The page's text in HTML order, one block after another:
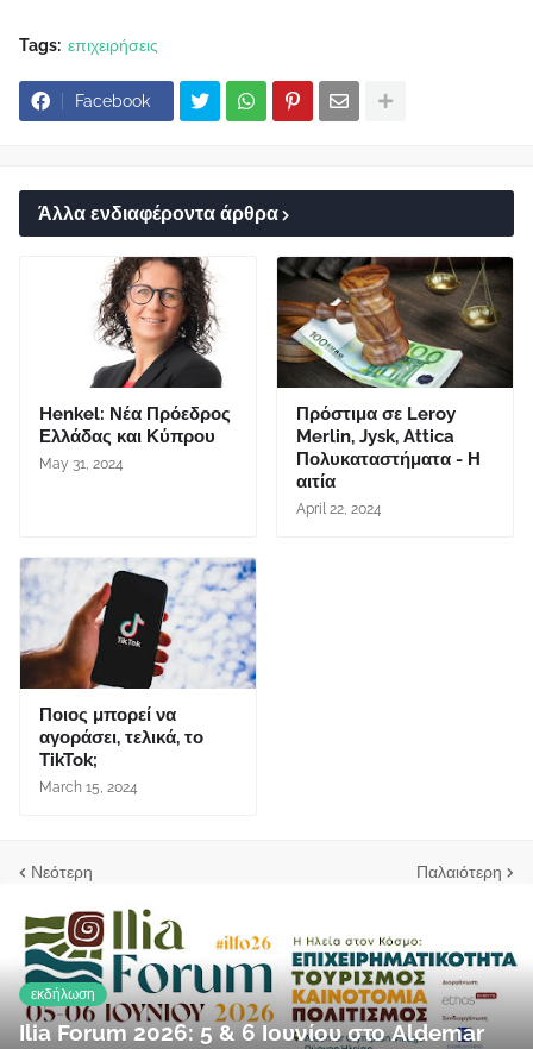
Tags: επιχειρήσεις
Facebook
Άλλα ενδιαφέροντα άρθρα
Henkel: Νέα Πρόεδρος
Ελλάδας και Κύπρου
May 31, 2024
Πρόστιμα σε Leroy
Merlin, Jysk, Attica
Πολυκαταστήματα - Η
αιτία
April 22, 2024
Ποιος μπορεί να
αγοράσει, τελικά, το
TikTok;
March 15, 2024
Νεότερη Παλαιότερη
εκδήλωση
Ilia Forum 2026: 5 & 6 Ιουνίου στο Aldemar